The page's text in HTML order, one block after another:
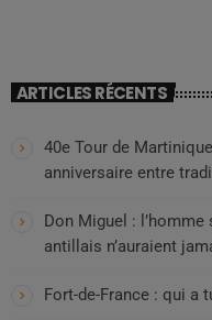
ARTICLES RÉCENTS
40e Tour de
anniversaire entre
Don Miguel : l’homme
antillais n’auraient
Fort-de-France : qui a